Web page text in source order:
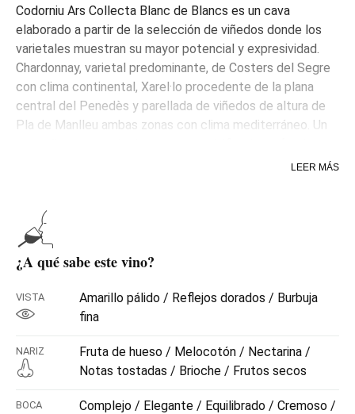
Codorniu Ars Collecta Blanc de Blancs es un cava
elaborado a partir de la selección de viñedos donde los
varietales muestran su mayor potencial y expresividad.
Chardonnay, varietal predominante, de Costers del Segre
con clima continental, Xarel·lo procedente de la plana
central del Penedès y parellada de viñedos de altura de
Pla de Manlleu ambas zonas con clima mediterráneo. Un
francés ennobleciendo el coupage. Después de una
reserva tiene una larga vida por delante. Este cava tiene
como objetivo respetar lo que da la tierra y conseguir un
cava fresco y con elevado potencial de envejecimiento.
LEER MÁS
¿A qué sabe este vino?
VISTA
Amarillo pálido / Reflejos dorados / Burbuja
fina
NARIZ
Fruta de hueso / Melocotón / Nectarina /
Notas tostadas / Brioche / Frutos secos
BOCA
Complejo / Elegante / Equilibrado / Cremoso /